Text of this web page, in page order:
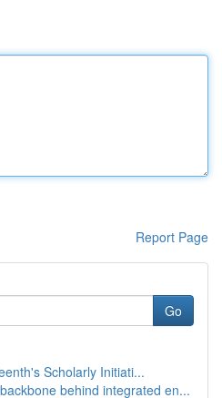
Report Page
Go
Scholarly Initiati...
behind integrated en...